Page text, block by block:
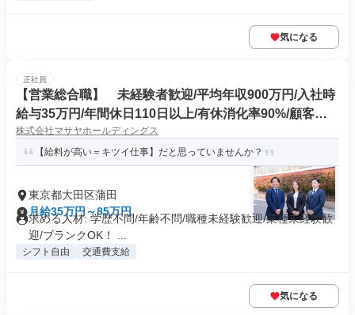
気になる
正社員
【営業総合職】 未経験者歓迎/平均年収900万円/入社時
給与35万円/年間休日110日以上/有休消化率90%/顧客か
らのリピート依頼が中心
株式会社マサヤホールディングス
【給料が高い＝キツイ仕事】だと思っていませんか？
東京都大田区蒲田
月給35万円～85万円
求める人材: 学歴不問/年齢不問/職種未経験歓迎/業種未経験歓
迎/ブランクOK！ ...
シフト自由 交通費支給
気になる